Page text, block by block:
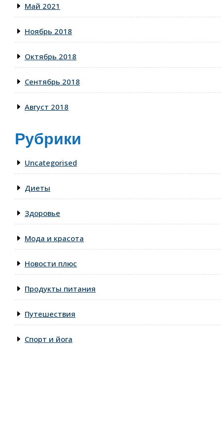
Май 2021
Ноябрь 2018
Октябрь 2018
Сентябрь 2018
Август 2018
Рубрики
Uncategorised
Диеты
Здоровье
Мода и красота
Новости плюс
Продукты питания
Путешествия
Спорт и йога